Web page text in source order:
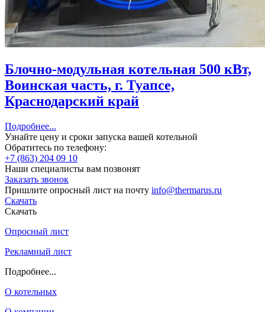
Блочно-модульная котельная 500 кВт,
Воинская часть, г. Туапсе,
Краснодарский край
Подробнее...
Узнайте цену и сроки запуска вашей котельной
Обратитесь по телефону:
+7 (863) 204 09 10
Наши специалисты вам позвонят
Заказать звонок
Пришлите опросный лист на почту info@thermarus.ru
Скачать
Скачать
Опросный лист
Рекламный лист
Подробнее...
О котельных